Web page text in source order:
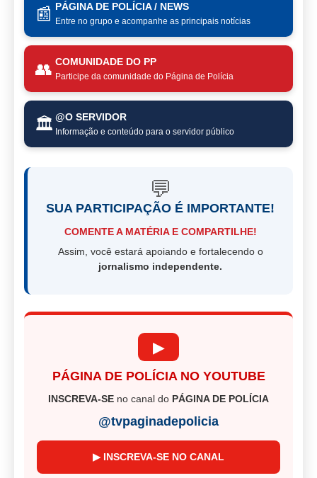
📰 PÁGINA DE POLÍCIA / NEWS
Entre no grupo e acompanhe as principais notícias
👥 COMUNIDADE DO PP
Participe da comunidade do Página de Polícia
🏛️ @O SERVIDOR
Informação e conteúdo para o servidor público
💬
SUA PARTICIPAÇÃO É IMPORTANTE!
COMENTE A MATÉRIA E COMPARTILHE!
Assim, você estará apoiando e fortalecendo o
jornalismo independente.
▶
PÁGINA DE POLÍCIA NO YOUTUBE
INSCREVA-SE no canal do PÁGINA DE POLÍCIA
@tvpaginadepolicia
▶ INSCREVA-SE NO CANAL